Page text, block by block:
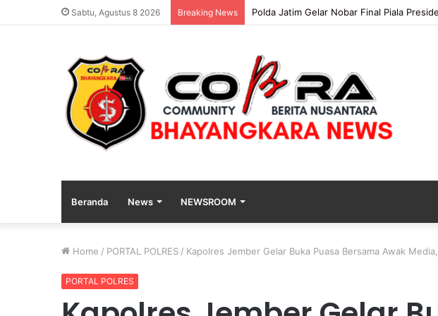
Sabtu, Agustus 8 2026 Breaking News Polda Jatim Gelar Nobar Final Piala
Beranda News NEWSROOM
Home / PORTAL POLRES / Kapolres Jember Gelar Buka Puasa Bersama Awak
PORTAL POLRES